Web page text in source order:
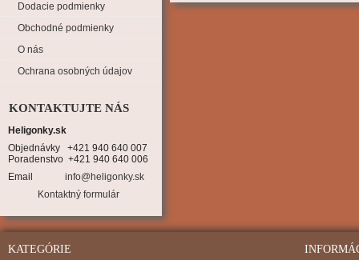
Dodacie podmienky
Obchodné podmienky
O nás
Ochrana osobných údajov
KONTAKTUJTE NÁS
Heligonky.sk
Objednávky   +421 940 640 007
Poradenstvo  +421 940 640 006
Email
info@heligonky.sk
Kontaktný formulár
KATEGÓRIE